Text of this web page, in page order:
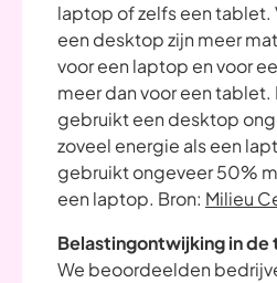
laptop of zelfs een tablet.
een desktop zijn meer
voor een laptop en voor
meer dan voor een tablet.
gebruikt een desktop
zoveel energie als een
gebruikt ongeveer 50%
een laptop. Bron: Milieu
Belastingontwijking in
We beoordeelden